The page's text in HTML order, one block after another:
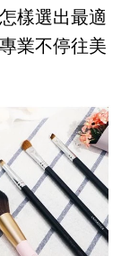
樣選出最適
業不停往美